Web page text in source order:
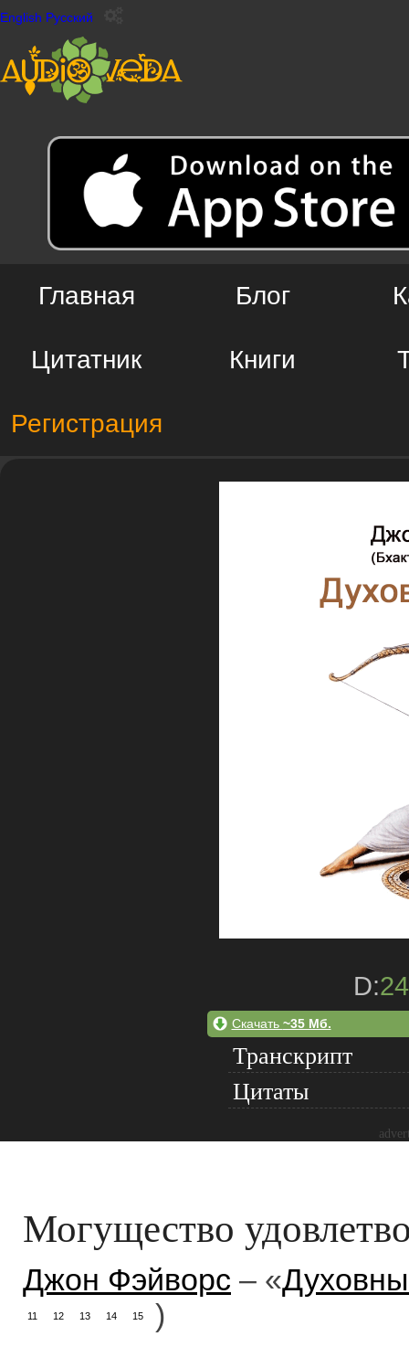
English Русский
Главная Блог
Цитатник Книги
Регистрация
D:
Скачать ~35 Мб.
Транскрипт
Цитаты
Могущество
Джон Фэйворс – «
11 12 13 14 15
)